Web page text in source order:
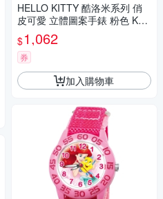
HELLO KITTY 酷洛米系列 俏
皮可愛 立體圖案手錶 粉色 KT0
81LWPP_30mm
$1,062
券
加入購物車